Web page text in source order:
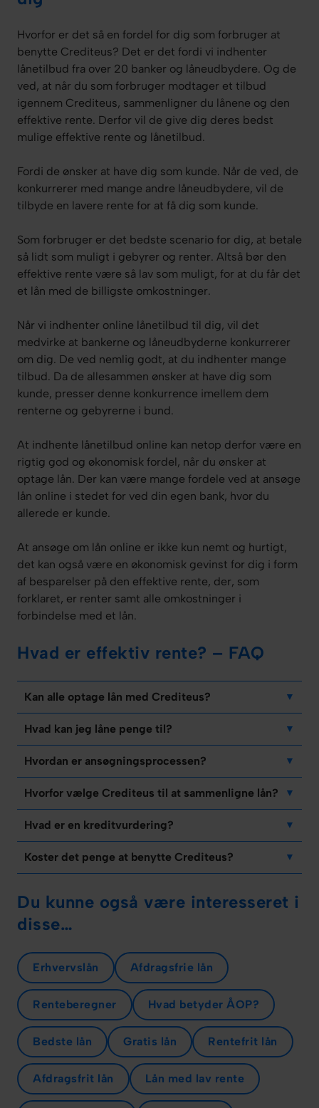
Hvorfor er det så en fordel for dig som forbruger at
benytte Crediteus? Det er det fordi vi indhenter
lånetilbud fra over 20 banker og låneudbydere. Og de
ved, at når du som forbruger modtager et tilbud
igennem Crediteus, sammenligner du lånene og den
effektive rente. Derfor vil de give dig deres bedst
mulige effektive rente og lånetilbud.
Fordi de ønsker at have dig som kunde. Når de ved, de
konkurrerer med mange andre låneudbydere, vil de
tilbyde en lavere rente for at få dig som kunde.
Som forbruger er det bedste scenario for dig, at betale
så lidt som muligt i gebyrer og renter. Altså bør den
effektive rente være så lav som muligt, for at du får det
et lån med de billigste omkostninger.
Når vi indhenter online lånetilbud til dig, vil det
medvirke at bankerne og låneudbyderne konkurrerer
om dig. De ved nemlig godt, at du indhenter mange
tilbud. Da de allesammen ønsker at have dig som
kunde, presser denne konkurrence imellem dem
renterne og gebyrerne i bund.
At indhente lånetilbud online kan netop derfor være en
rigtig god og økonomisk fordel, når du ønsker at
optage lån. Der kan være mange fordele ved at ansøge
lån online i stedet for ved din egen bank, hvor du
allerede er kunde.
At ansøge om lån online er ikke kun nemt og hurtigt,
det kan også være en økonomisk gevinst for dig i form
af besparelser på den effektive rente, der, som
forklaret, er renter samt alle omkostninger i
forbindelse med et lån.
Hvad er effektiv rente? – FAQ
Kan alle optage lån med Crediteus?
Hvad kan jeg låne penge til?
Hvordan er ansøgningsprocessen?
Hvorfor vælge Crediteus til at sammenligne lån?
Hvad er en kreditvurdering?
Koster det penge at benytte Crediteus?
Du kunne også være interesseret i
disse…
Erhvervslån Afdragsfrie lån
Renteberegner Hvad betyder ÅOP?
Bedste lån Gratis lån Rentefrit lån
Afdragsfrit lån Lån med lav rente